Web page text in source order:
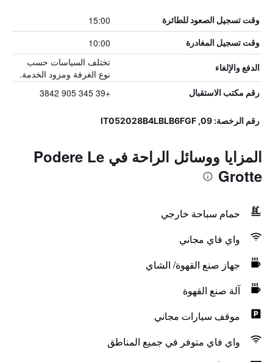
وقت تسجيل الصعود للطائرة 15:00
وقت تسجيل المغادرة 10:00
الدفع والإلغاء
تختلف السياسات حسب
نوع الغرفة ومزود الخدمة.
رقم مكتب الاستقبال +39 345 905 3842
رقم الرخصة: 09, IT052028B4LBLB6FGF
المزايا ووسائل الراحة في Podere Le
Grotte
حمام سباحة خارجي
واي فاي مجاني
جهاز صنع القهوة/ الشاي
آلة صنع القهوة
موقف سيارات مجاني
واي فاي متوفر في جميع المناطق